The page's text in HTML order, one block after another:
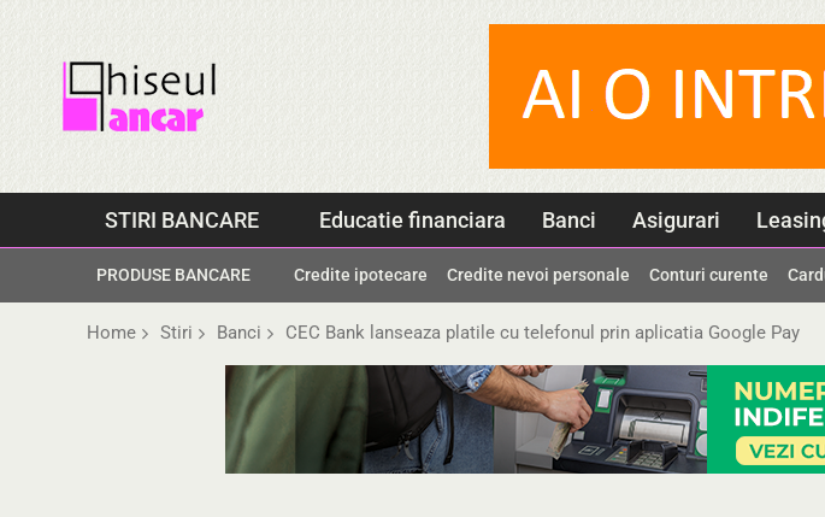
STIRI BANCARE Educatie financiara Banci Asigurari
PRODUSE BANCARE Credite ipotecare Credite nevoi personale Conturi curente
Home Stiri Banci CEC Bank lanseaza platile cu telefonul prin aplicatia Google Pay